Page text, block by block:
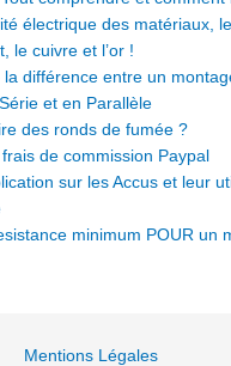
électrique des matériaux,
le cuivre et l’or !
différence entre un
et en Parallèle
des ronds de fumée ?
de commission Paypal
sur les Accus et leur
minimum POUR un
Mentions Légales